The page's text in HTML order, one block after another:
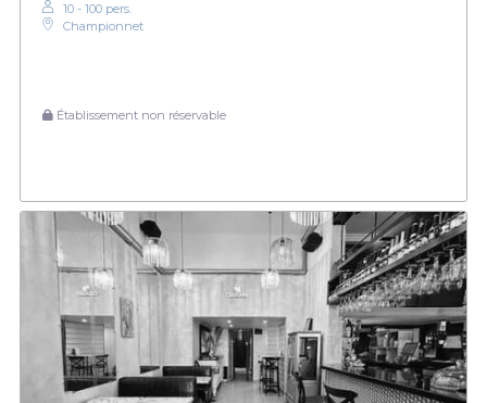
10 - 100 pers.
Championnet
Établissement non réservable